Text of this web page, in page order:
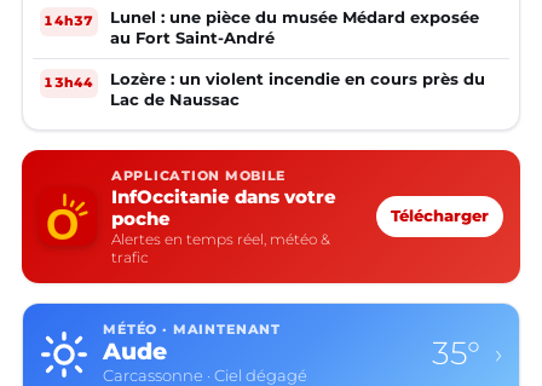
14h37
Lunel : une pièce du musée Médard exposée
au Fort Saint-André
13h44
Lozère : un violent incendie en cours près du
Lac de Naussac
APPLICATION MOBILE
InfOccitanie dans votre
poche
Alertes en temps réel, météo &
trafic
Télécharger
MÉTÉO · MAINTENANT
Aude
Carcassonne · Ciel dégagé
35° ›